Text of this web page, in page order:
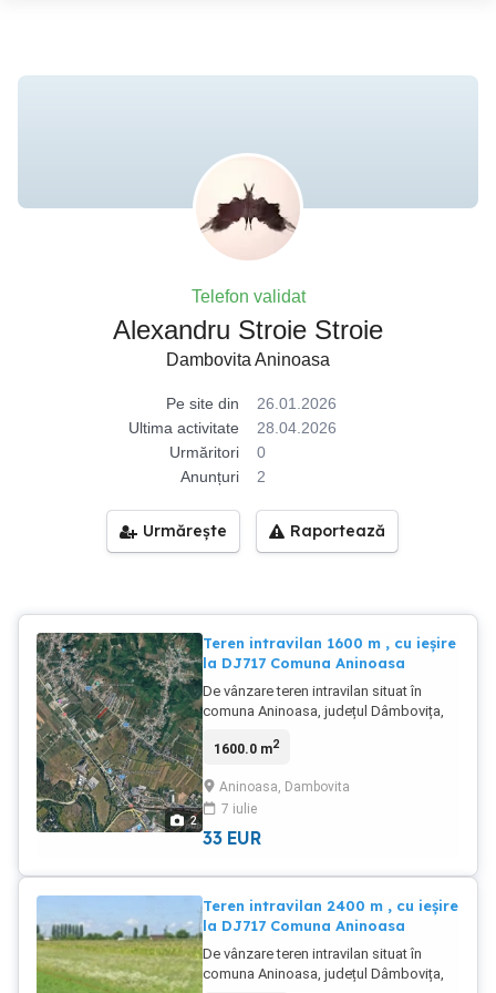
Telefon validat
Alexandru Stroie Stroie
Dambovita Aninoasa
Pe site din
26.01.2026
Ultima activitate
28.04.2026
Urmăritori
0
Anunțuri
2
Urmărește Raportează
2
Teren intravilan 1600 m , cu ieșire
la DJ717 Comuna Aninoasa
De vânzare teren intravilan situat în
comuna Aninoasa, județul Dâmbovița,
deschidere de 6,6 m. Terenul are acces
la 450 m de Centrul Cultural Aninoasa.
Zona este liniștită, aproape de orașul
Târgoviște. Detalii: Suprafață: 1600 m
1600.0 m2
Aninoasa, Dambovita
7 iulie
33 EUR
Teren intravilan 2400 m , cu ieșire
la DJ717 Comuna Aninoasa
De vânzare teren intravilan situat în
comuna Aninoasa, județul Dâmbovița,